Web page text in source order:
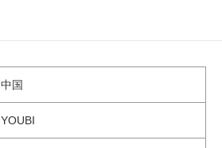
中国
YOUBI